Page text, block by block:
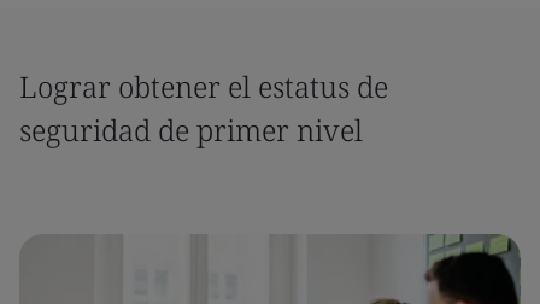
Lograr obtener el estatus de
seguridad de primer nivel